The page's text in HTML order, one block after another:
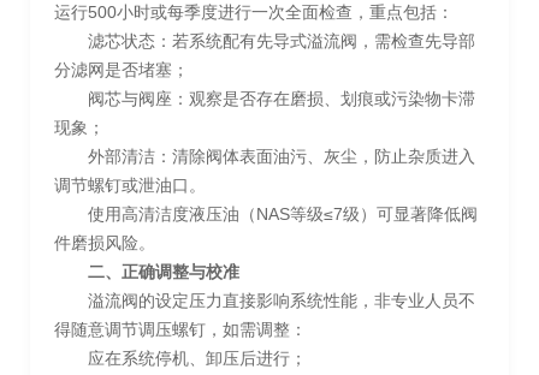
运行500小时或每季度进行一次全面检查，重点包括：
滤芯状态：若系统配有先导式溢流阀，需检查先导部
分滤网是否堵塞；
阀芯与阀座：观察是否存在磨损、划痕或污染物卡滞
现象；
外部清洁：清除阀体表面油污、灰尘，防止杂质进入
调节螺钉或泄油口。
使用高清洁度液压油（NAS等级≤7级）可显著降低阀
件磨损风险。
二、正确调整与校准
溢流阀的设定压力直接影响系统性能，非专业人员不
得随意调节调压螺钉，如需调整：
应在系统停机、卸压后进行；